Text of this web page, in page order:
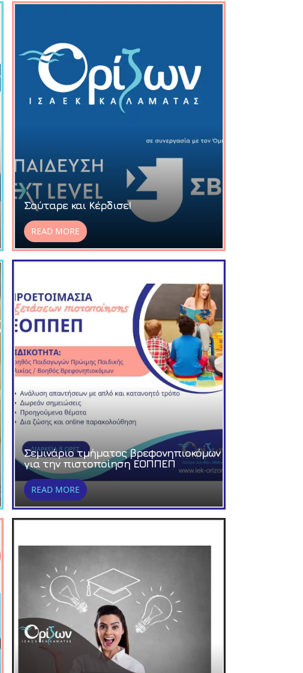
Σούταρε και Κέρδισε!
READ MORE
Σεμινάριο τμήματος βρεφονηπιοκόμων
για την πιστοποίηση ΕΟΠΠΕΠ
READ MORE